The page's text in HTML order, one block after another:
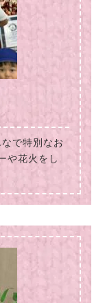
で特別なお
や花火をし